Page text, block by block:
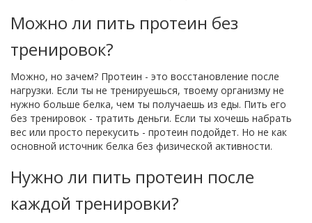
Можно ли пить протеин без
тренировок?
Можно, но зачем? Протеин - это восстановление после
нагрузки. Если ты не тренируешься, твоему организму не
нужно больше белка, чем ты получаешь из еды. Пить его
без тренировок - тратить деньги. Если ты хочешь набрать
вес или просто перекусить - протеин подойдет. Но не как
основной источник белка без физической активности.
Нужно ли пить протеин после
каждой тренировки?